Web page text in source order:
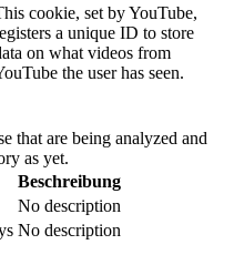
cookie, set by YouTube,
a unique ID to store
on what videos from
the user has seen.
that are being analyzed and
as yet.
Beschreibung
No description
No description